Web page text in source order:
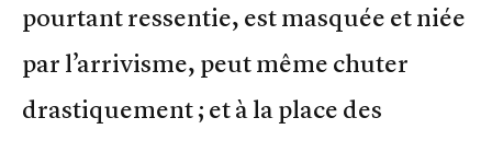
pourtant ressentie, est masquée et niée
par l’arrivisme, peut même chuter
drastiquement ; et à la place des